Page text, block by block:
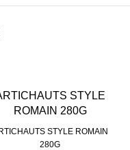
STYLE
ROMAIN 280G
STYLE ROMAIN
280G